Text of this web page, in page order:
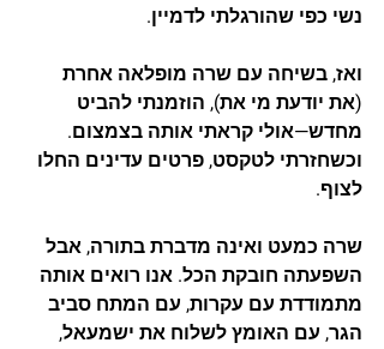
נשי כפי שהורגלתי לדמיין.
ואז, בשיחה עם שרה מופלאה אחרת
(את יודעת מי את), הוזמנתי להביט
מחדש—אולי קראתי אותה בצמצום.
וכשחזרתי לטקסט, פרטים עדינים החלו
לצוף.
שרה כמעט ואינה מדברת בתורה, אבל
השפעתה חובקת הכל. אנו רואים אותה
מתמודדת עם עקרות, עם המתח סביב
הגר, עם האומץ לשלוח את ישמעאל,